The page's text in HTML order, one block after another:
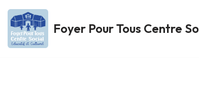
Aller
au
Foyer Pour Tous Centre